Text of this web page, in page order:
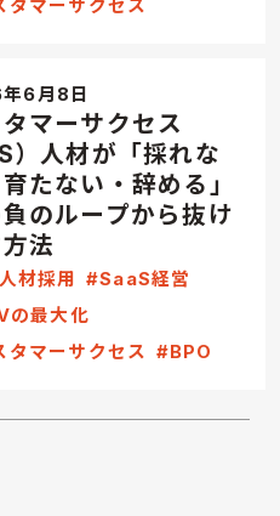
タマーサクセス
6月8日
マーサクセス
）人材が「採れな
たない・辞める」
のループから抜け
法
材採用
#SaaS経営
の最大化
タマーサクセス #BPO